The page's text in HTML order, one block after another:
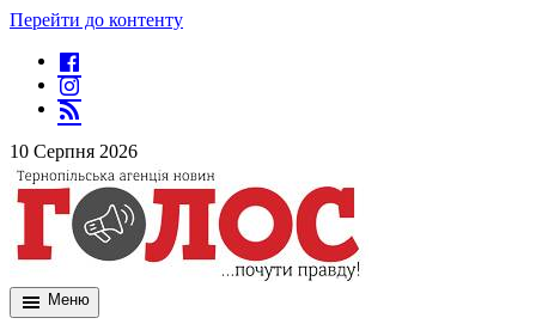
Перейти до контенту
10 Серпня 2026
Меню